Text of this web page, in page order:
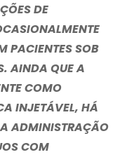
DE
PACIENTES SOB
AINDA QUE A
COMO
INJETÁVEL, HÁ
ADMINISTRAÇÃO
COM